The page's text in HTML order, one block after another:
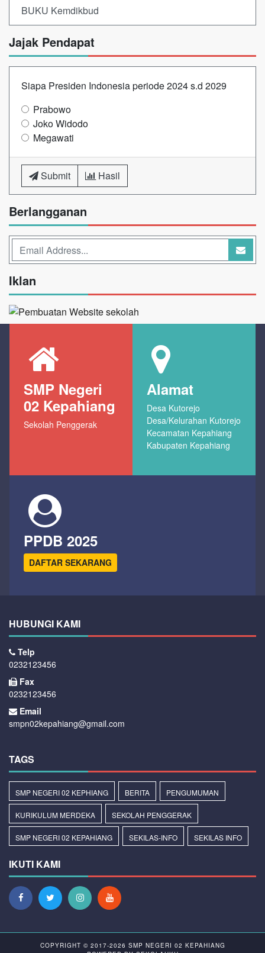
BUKU Kemdikbud
Jajak Pendapat
Siapa Presiden Indonesia periode 2024 s.d 2029
Prabowo
Joko Widodo
Megawati
Submit Hasil
Berlangganan
Iklan
SMP Negeri
02 Kepahiang
Sekolah Penggerak
Alamat
Desa Kutorejo
Desa/Kelurahan Kutorejo
Kecamatan Kepahiang
Kabupaten Kepahiang
PPDB 2025
DAFTAR SEKARANG
HUBUNGI KAMI
Telp
0232123456
Fax
0232123456
Email
smpn02kepahiang@gmail.com
TAGS
SMP NEGERI 02 KEPHIANG BERITA PENGUMUMAN
KURIKULUM MERDEKA SEKOLAH PENGGERAK
SMP NEGERI 02 KEPAHIANG SEKILAS-INFO SEKILAS INFO
IKUTI KAMI
COPYRIGHT © 2017-2026 SMP NEGERI 02 KEPAHIANG